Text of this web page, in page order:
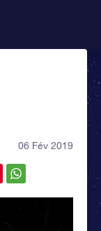
06 Fév 2019